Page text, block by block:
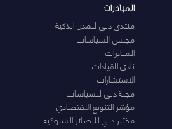
المبادرات
منتدى دبي للمدن الذكية
مجلس السياسات
المبادرات
نادي القيادات
الاستشارات
مجلة دبي للسياسات
مؤشر التنويع الاقتصادي
مختبر دبي للبصائر السلوكية